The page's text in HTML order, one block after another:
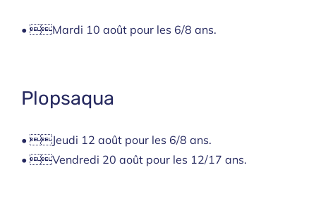
• Mardi 10 août pour les 6/8 ans.
Plopsaqua
• Jeudi 12 août pour les 6/8 ans.
• Vendredi 20 août pour les 12/17 ans.